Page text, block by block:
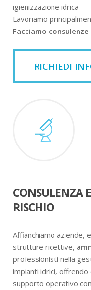
igienizzazione idrica
Lavoriamo
Facciamo
RICHIEDI
CONSULENZA
RISCHIO
Affianchiamo aziende,
strutture ricettive,
professionisti nella
impianti idrici, offrendo
supporto operativo